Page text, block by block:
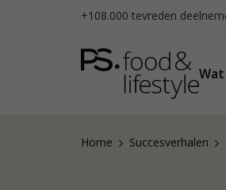
+108.000 tevreden
Wat
Home Succesverhalen